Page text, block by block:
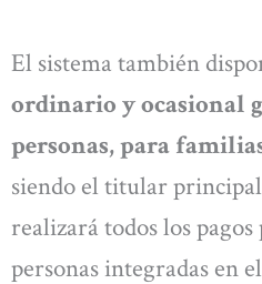
El sistema también
ordinario y ocasional
personas, para
siendo el titular
realizará todos los pagos
personas integradas en